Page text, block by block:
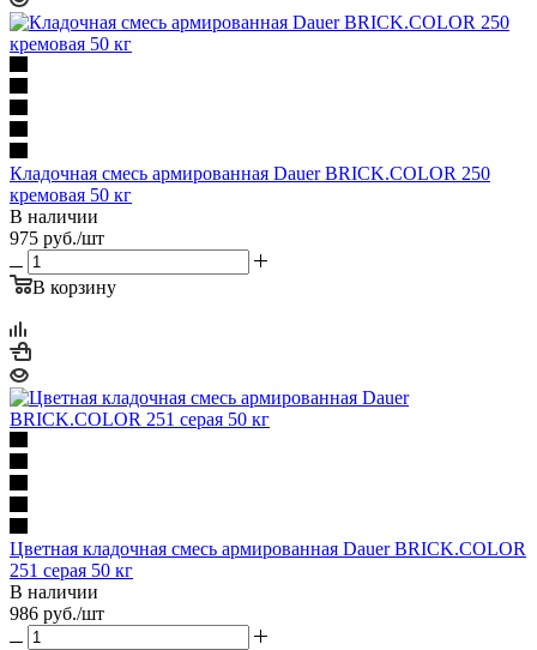
Кладочная смесь армированная Dauer BRICK.COLOR 250
кремовая 50 кг
В наличии
975 руб./шт
В корзину
Цветная кладочная смесь армированная Dauer BRICK.COLOR
251 серая 50 кг
В наличии
986 руб./шт